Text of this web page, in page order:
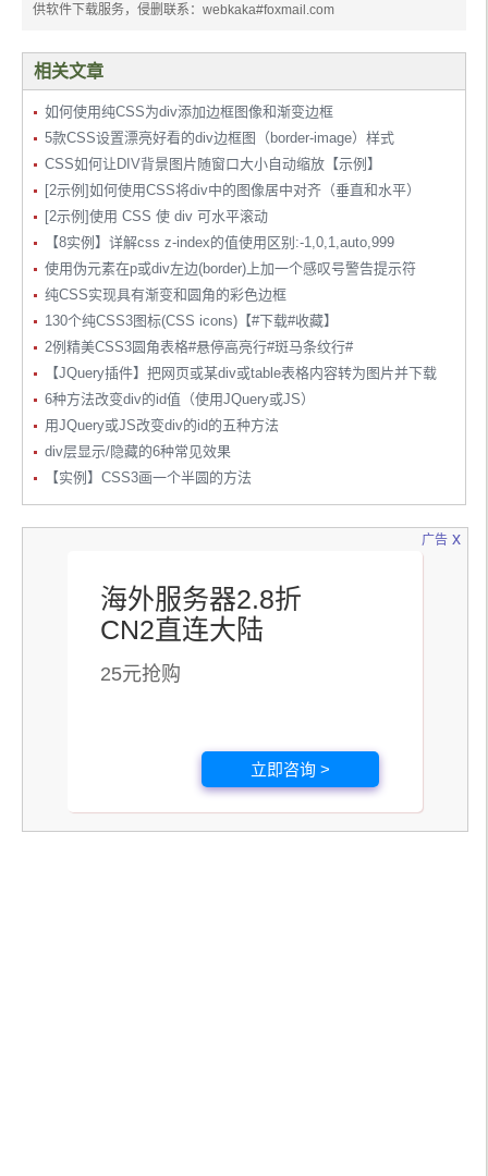
供软件下载服务，侵删联系：webkaka#foxmail.com
相关文章
如何使用纯CSS为div添加边框图像和渐变边框
5款CSS设置漂亮好看的div边框图（border-image）样式
CSS如何让DIV背景图片随窗口大小自动缩放【示例】
[2示例]如何使用CSS将div中的图像居中对齐（垂直和水平）
[2示例]使用 CSS 使 div 可水平滚动
【8实例】详解css z-index的值使用区别:-1,0,1,auto,999
使用伪元素在p或div左边(border)上加一个感叹号警告提示符
纯CSS实现具有渐变和圆角的彩色边框
130个纯CSS3图标(CSS icons)【#下载#收藏】
2例精美CSS3圆角表格#悬停高亮行#斑马条纹行#
【JQuery插件】把网页或某div或table表格内容转为图片并下载
6种方法改变div的id值（使用JQuery或JS）
用JQuery或JS改变div的id的五种方法
div层显示/隐藏的6种常见效果
【实例】CSS3画一个半圆的方法
广告
海外服务器2.8折
CN2直连大陆
25元抢购
立即咨询 >
x